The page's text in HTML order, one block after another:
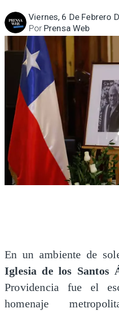
Viernes, 6 De Febrero
Prensa Web
Por
En un ambiente de
Iglesia de los Santos
Providencia fue el
homenaje